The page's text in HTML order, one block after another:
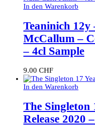
In den Warenkorb
Teaninich 12y
McCallum –
– 4cl Sample
9.00 CHF
In den Warenkorb
The Singleton
Release 2020